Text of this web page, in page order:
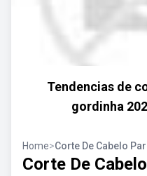
Tendencias de
gordinha
Home>Corte De Cabelo
Corte De